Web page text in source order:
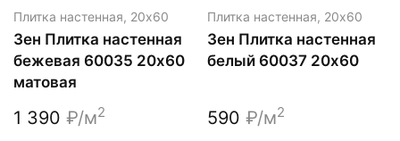
Плитка настенная, 20х60
Зен Плитка настенная
бежевая 60035 20х60
матовая
1 390 ₽/м2
Плитка настенная, 20х60
Зен Плитка настенная
белый 60037 20х60
590 ₽/м2